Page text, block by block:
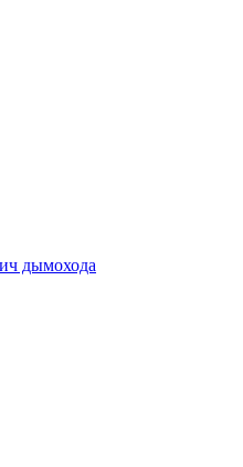
дымохода